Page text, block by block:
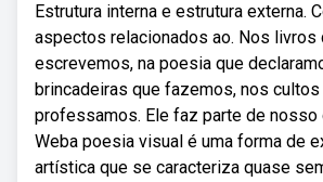
Estrutura interna e estrutura externa.
aspectos relacionados ao. Nos livros
escrevemos, na poesia que
brincadeiras que fazemos, nos cultos
professamos. Ele faz parte de nosso
Weba poesia visual é uma forma de
artística que se caracteriza quase